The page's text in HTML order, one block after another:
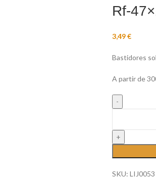
Rf-
3,49€
Bastidores
A partir de
SKU: LIJ0053